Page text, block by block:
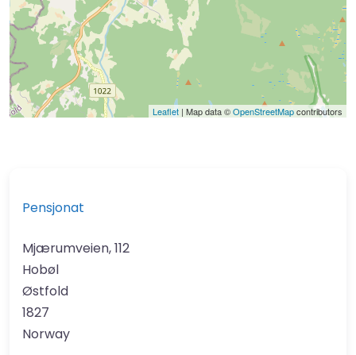
Leaflet | Map data ©OpenStreetMapcontributors
Pensjonat
Mjærumveien, 112
Hobøl
Østfold
1827
Norway